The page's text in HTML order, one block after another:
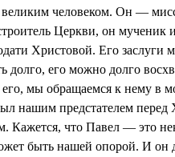
человеком. Он —
Церкви, он мученик
Христовой. Его заслуги
долго, его можно долго
мы обращаемся к нему в
нашим предстателем перед
Кажется, что Павел — это
быть нашей опорой. И он